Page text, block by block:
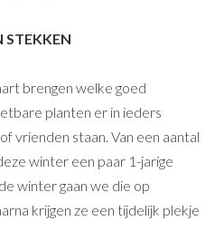
STEKKEN
brengen welke goed
planten er in ieders
vrienden staan. Van een aantal
winter een paar 1-jarige
winter gaan we die op
krijgen ze een tijdelijk plekje